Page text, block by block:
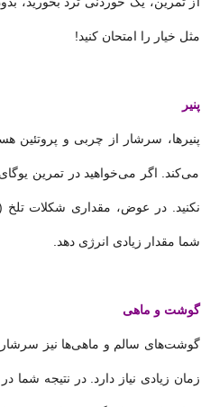
مثل خیار را امتحان کنید!
پنیر
پنیرها، سرشار از چربی و پروتئین
می‌کند. اگر می‌خواهید در تمرین
شما مقدار زیادی انرژی دهد.
گوشت و ماهی
گوشت‌های سالم و ماهی‌ها نیز سرشار
زمان زیادی نیاز دارد. در نتیجه شما